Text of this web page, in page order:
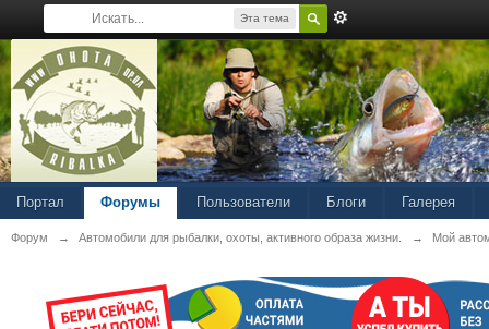
Эта тема
Портал Форумы Пользователи Блоги Галерея
Форум → Автомобили для рыбалки, охоты, активного образа жизни. → Мой